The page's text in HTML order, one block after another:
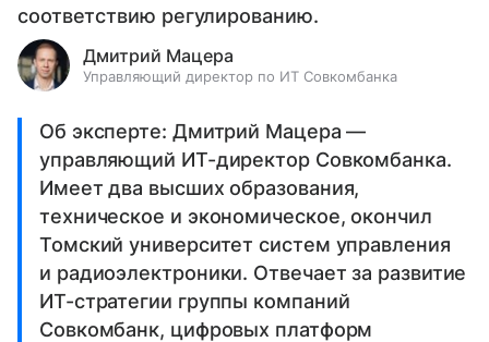
соответствию регулированию.
Дмитрий Мацера
Управляющий директор по ИТ Совкомбанка
Об эксперте: Дмитрий Мацера —
управляющий ИТ-директор Совкомбанка.
Имеет два высших образования,
техническое и экономическое, окончил
Томский университет систем управления
и радиоэлектроники. Отвечает за развитие
ИТ-стратегии группы компаний
Совкомбанк, цифровых платформ